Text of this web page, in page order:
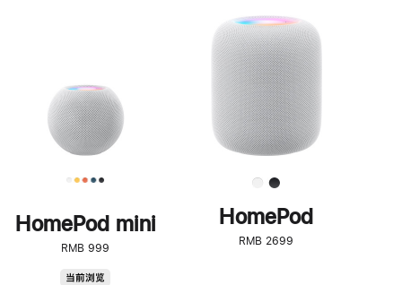
HomePod mini
RMB 999
当前浏览
步
了
解
HomePod<
HomePod
RMB 2699